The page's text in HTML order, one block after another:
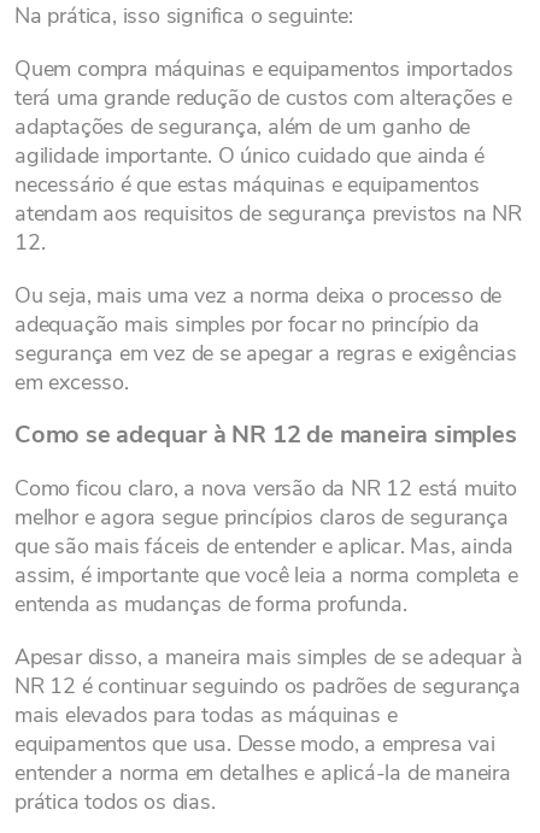
Na prática, isso significa o seguinte:
Quem compra máquinas e equipamentos importados
terá uma grande redução de custos com alterações e
adaptações de segurança, além de um ganho de
agilidade importante. O único cuidado que ainda é
necessário é que estas máquinas e equipamentos
atendam aos requisitos de segurança previstos na NR
12.
Ou seja, mais uma vez a norma deixa o processo de
adequação mais simples por focar no princípio da
segurança em vez de se apegar a regras e exigências
em excesso.
Como se adequar à NR 12 de maneira simples
Como ficou claro, a nova versão da NR 12 está muito
melhor e agora segue princípios claros de segurança
que são mais fáceis de entender e aplicar. Mas, ainda
assim, é importante que você leia a norma completa e
entenda as mudanças de forma profunda.
Apesar disso, a maneira mais simples de se adequar à
NR 12 é continuar seguindo os padrões de segurança
mais elevados para todas as máquinas e
equipamentos que usa. Desse modo, a empresa vai
entender a norma em detalhes e aplicá-la de maneira
prática todos os dias.